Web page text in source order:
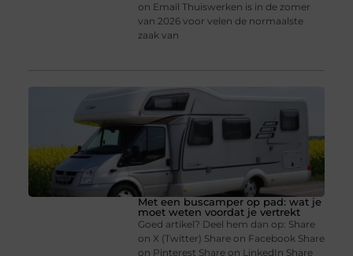
on Email Thuiswerken is in de zomer
van 2026 voor velen de normaalste
zaak van
Met een buscamper op pad: wat je
moet weten voordat je vertrekt
Goed artikel? Deel hem dan op: Share
on X (Twitter) Share on Facebook Share
on Pinterest Share on LinkedIn Share